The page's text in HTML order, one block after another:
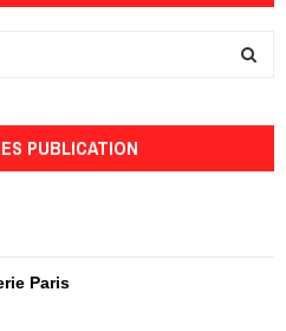
PUBLICATION
Paris